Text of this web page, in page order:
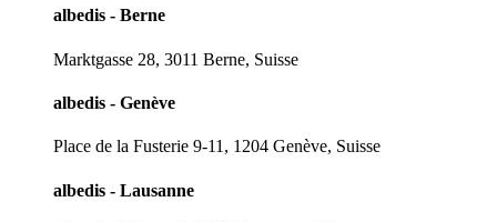
albedis - Berne
Marktgasse 28, 3011 Berne, Suisse
albedis - Genève
Place de la Fusterie 9-11, 1204 Genève, Suisse
albedis - Lausanne